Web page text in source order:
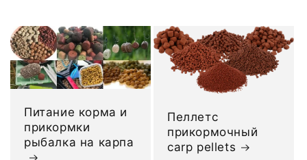
Питание корма и
прикормки
рыбалка на карпа
Пеллетс
прикормочный
carp pellets